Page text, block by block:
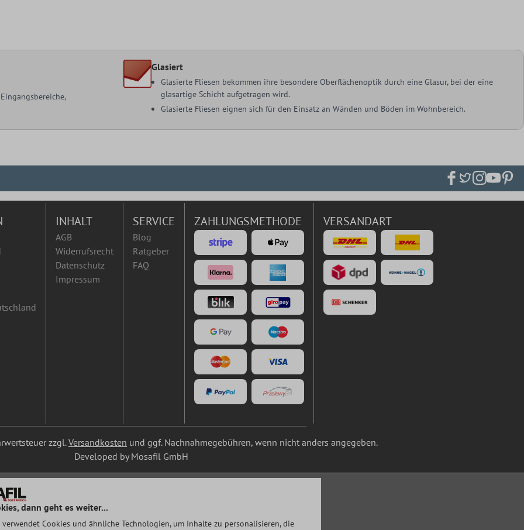
Glasiert
Glasierte Fliesen bekommen ihre besondere Oberflächenoptik durch eine Glasur, bei der eine
glasartige Schicht aufgetragen wird.
Glasierte Fliesen eignen sich für den Einsatz an Wänden und Böden im Wohnbereich.
INHALT
AGB
Widerrufsrecht
Datenschutz
Impressum
SERVICE
Blog
Ratgeber
FAQ
ZAHLUNGSMETHODE VERSANDART
zzgl.Versandkosten und ggf. Nachnahmegebühren, wenn nicht anders angegeben.
Developed by Mosafil GmbH
dann geht es weiter...
verwendet Cookies und ähnliche Technologien, um Inhalte zu personalisieren, die